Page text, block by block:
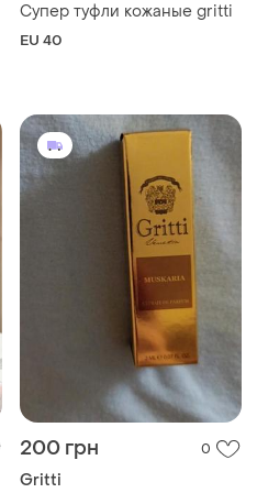
Супер туфли кожаные gritti
EU 40
200 грн 0
Gritti